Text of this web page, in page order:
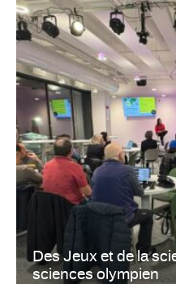
Des Jeux et de la
sciences olympien